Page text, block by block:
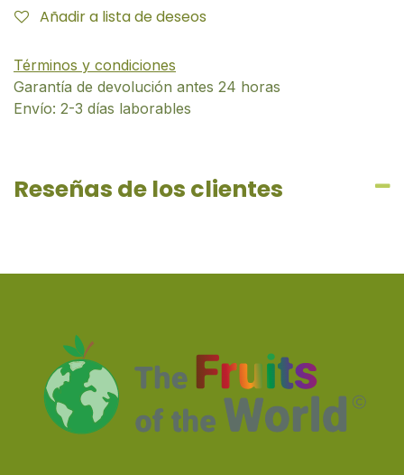
Añadir a lista de deseos
Términos y condiciones
Garantía de devolución antes 24 horas
Envío: 2-3 días laborables
Reseñas de los clientes